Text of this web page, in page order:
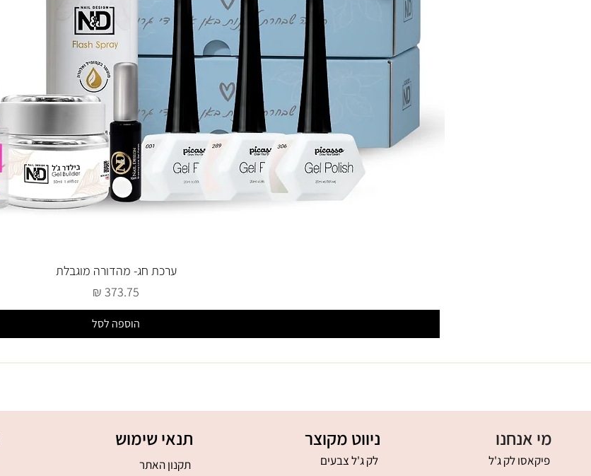
ערכת חג- מהדורה מוגבלת
מחיר
הוספה לסל
תנאי שימוש
תקנון האתר
ניווט מקוצר
לק ג'ל צבעים
מי אנחנו
פיקאסו לק ג'ל